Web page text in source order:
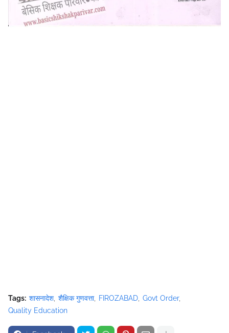
Tags: शासनादेश शैक्षिक गुणवत्ता FIROZABAD Govt Order
Quality Education